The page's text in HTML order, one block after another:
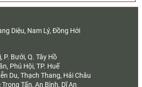
Diệu, Nam Lý, Đồng Hới
P. Bưởi, Q. Tây Hồ
Phú Hội, TP. Huế
Du, Thạch Thang, Hải Châu
Tấn, An Bình, Dĩ An